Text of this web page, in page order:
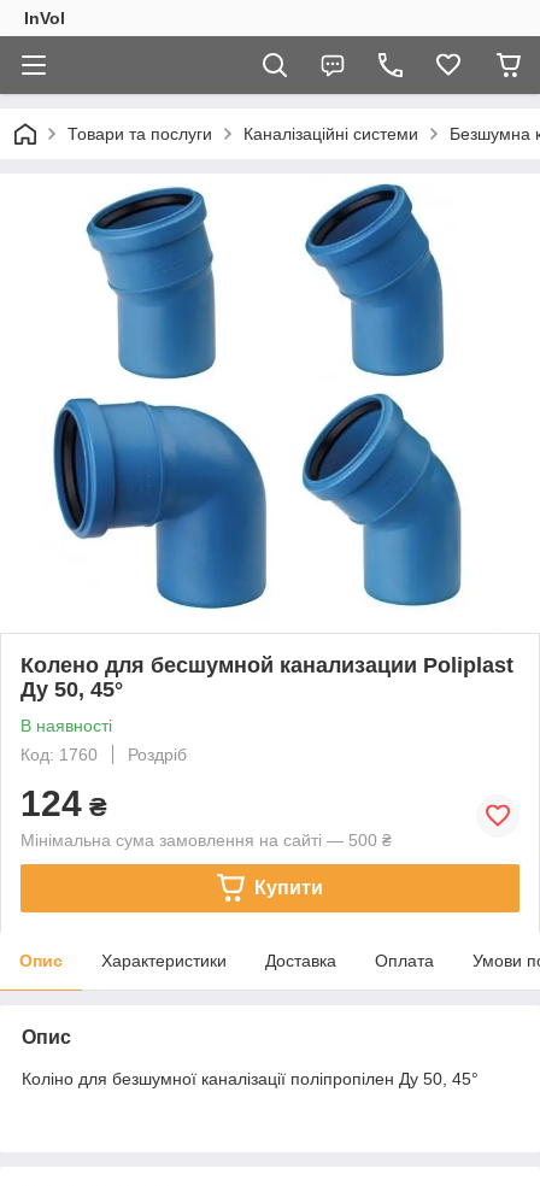
InVol
Товари та послуги Каналізаційні системи Безшумна
Колено для бесшумной канализации Poliplast
Ду 50, 45°
В наявності
Код: 1760
Роздріб
124 ₴
Мінімальна сума замовлення на сайті — 500 ₴
Купити
Опис Характеристики Доставка Оплата Умови
Опис
Коліно для безшумної каналізації поліпропілен Ду 50, 45°